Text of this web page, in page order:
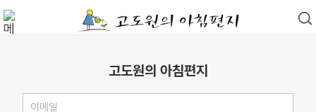
고도원의 아침편지